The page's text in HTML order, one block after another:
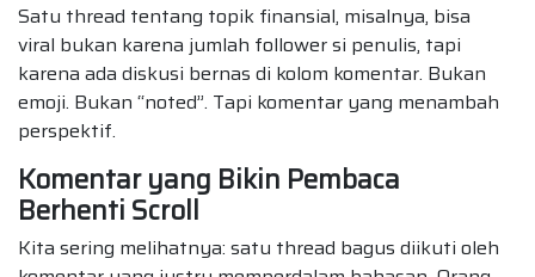
Satu thread tentang topik finansial, misalnya, bisa
viral bukan karena jumlah follower si penulis, tapi
karena ada diskusi bernas di kolom komentar. Bukan
emoji. Bukan “noted”. Tapi komentar yang menambah
perspektif.
Komentar yang Bikin Pembaca
Berhenti Scroll
Kita sering melihatnya: satu thread bagus diikuti oleh